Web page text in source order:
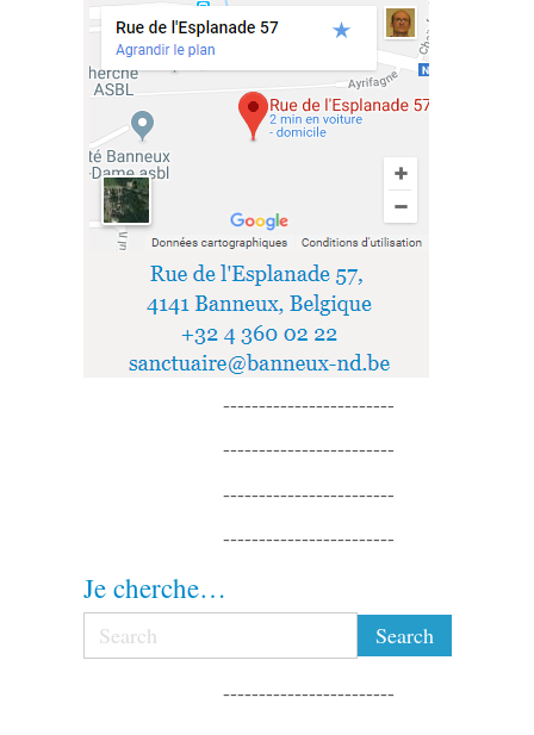
------------------------
------------------------
------------------------
------------------------
Je cherche…
------------------------